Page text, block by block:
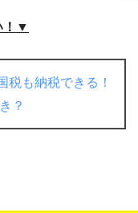
！▼
税も納税できる！
？